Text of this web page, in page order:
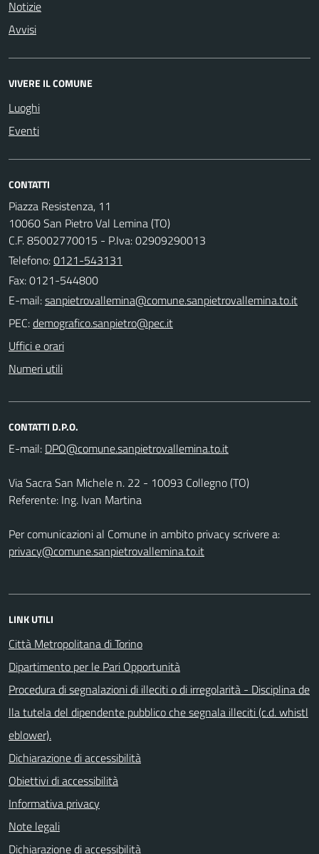
Notizie
Avvisi
VIVERE IL COMUNE
Luoghi
Eventi
CONTATTI
Piazza Resistenza, 11
10060 San Pietro Val Lemina (TO)
C.F. 85002770015 - P.Iva: 02909290013
Telefono:0121-543131
Fax: 0121-544800
E-mail:
PEC:
Uffici e orari
Numeri utili
CONTATTI D.P.O.
E-mail:
Via Sacra San Michele n. 22 - 10093 Collegno (TO)
Referente: Ing. Ivan Martina
Per comunicazioni al Comune in ambito privacy scrivere a:
privacy@comune.sanpietrovallemina.to.it
LINK UTILI
Città Metropolitana di Torino
Dipartimento per le Pari Opportunità
Procedura di segnalazioni di illeciti o di irregolarità - Disciplina de
lla tutela del dipendente pubblico che segnala illeciti (c.d. whistl
eblower).
Dichiarazione di accessibilità
Obiettivi di accessibilità
Informativa privacy
Note legali
Dichiarazione di accessibilità